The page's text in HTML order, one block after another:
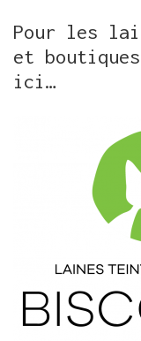
Pour les
et
ici…